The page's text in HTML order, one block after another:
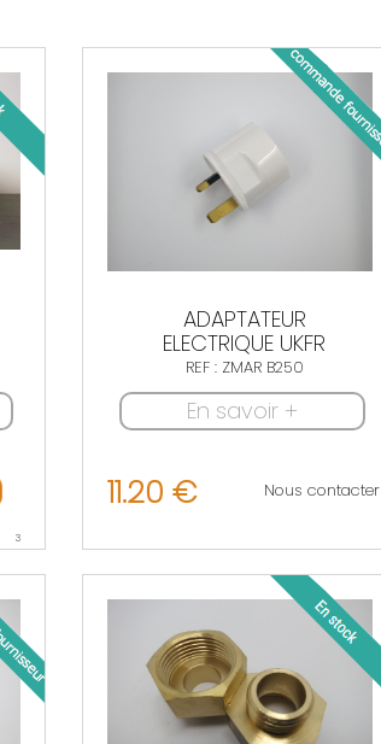
3
ADAPTATEUR
ELECTRIQUE UKFR
REF : ZMAR B250
En savoir +
11.20 € Nous contacter